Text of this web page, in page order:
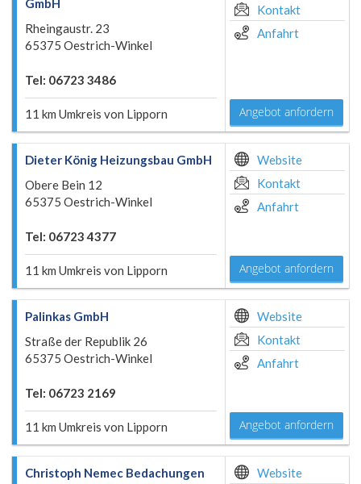
GmbH
Rheingaustr. 23
65375 Oestrich-Winkel
Tel: 06723 3486
11 km Umkreis von Lipporn
Kontakt
Anfahrt
Angebot anfordern
Dieter König Heizungsbau GmbH
Obere Bein 12
65375 Oestrich-Winkel
Tel: 06723 4377
11 km Umkreis von Lipporn
Website
Kontakt
Anfahrt
Angebot anfordern
Palinkas GmbH
Straße der Republik 26
65375 Oestrich-Winkel
Tel: 06723 2169
11 km Umkreis von Lipporn
Website
Kontakt
Anfahrt
Angebot anfordern
Christoph Nemec Bedachungen Website